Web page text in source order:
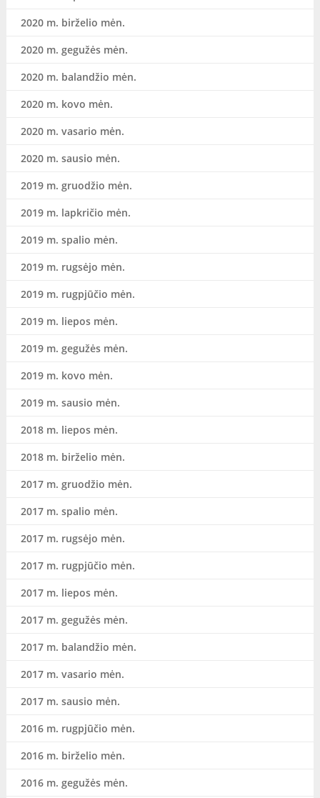
2020 m. birželio mėn.
2020 m. gegužės mėn.
2020 m. balandžio mėn.
2020 m. kovo mėn.
2020 m. vasario mėn.
2020 m. sausio mėn.
2019 m. gruodžio mėn.
2019 m. lapkričio mėn.
2019 m. spalio mėn.
2019 m. rugsėjo mėn.
2019 m. rugpjūčio mėn.
2019 m. liepos mėn.
2019 m. gegužės mėn.
2019 m. kovo mėn.
2019 m. sausio mėn.
2018 m. liepos mėn.
2018 m. birželio mėn.
2017 m. gruodžio mėn.
2017 m. spalio mėn.
2017 m. rugsėjo mėn.
2017 m. rugpjūčio mėn.
2017 m. liepos mėn.
2017 m. gegužės mėn.
2017 m. balandžio mėn.
2017 m. vasario mėn.
2017 m. sausio mėn.
2016 m. rugpjūčio mėn.
2016 m. birželio mėn.
2016 m. gegužės mėn.